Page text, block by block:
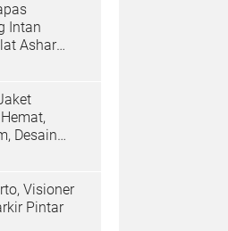
Intan
Ashar
At-
Desain
Visioner
Pintar